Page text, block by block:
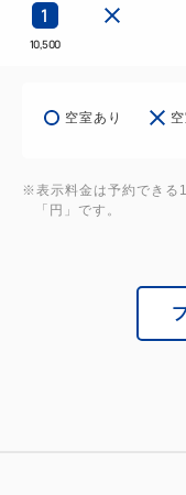
４. ご宿泊者様限
観光・お仕事か
1
10,500
空室あり
※表示料金は予約できる
「円」です。